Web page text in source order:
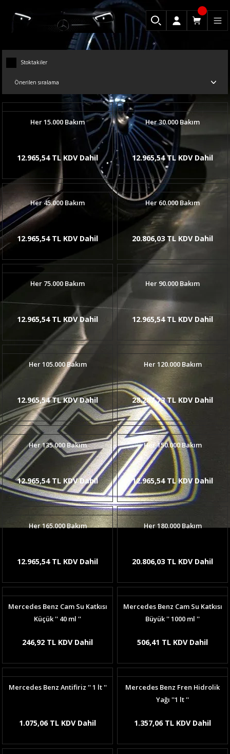
Stoktakiler
Her 15.000 Bakım
12.965,54 TL KDV Dahil
Her 30.000 Bakım
12.965,54 TL KDV Dahil
Her 45.000 Bakım
12.965,54 TL KDV Dahil
Her 60.000 Bakım
20.806,03 TL KDV Dahil
Her 75.000 Bakım
12.965,54 TL KDV Dahil
Her 90.000 Bakım
12.965,54 TL KDV Dahil
Her 105.000 Bakım
12.965,54 TL KDV Dahil
Her 120.000 Bakım
28.287,73 TL KDV Dahil
Her 135.000 Bakım
12.965,54 TL KDV Dahil
Her 150.000 Bakım
12.965,54 TL KDV Dahil
Her 165.000 Bakım
12.965,54 TL KDV Dahil
Her 180.000 Bakım
20.806,03 TL KDV Dahil
Mercedes Benz Cam Su Katkısı
Küçük '' 40 ml ''
246,92 TL KDV Dahil
Mercedes Benz Cam Su Katkısı
Büyük '' 1000 ml ''
506,41 TL KDV Dahil
Mercedes Benz Antifiriz '' 1 lt ''
1.075,06 TL KDV Dahil
Mercedes Benz Fren Hidrolik
Yağı ''1 lt ''
1.357,06 TL KDV Dahil